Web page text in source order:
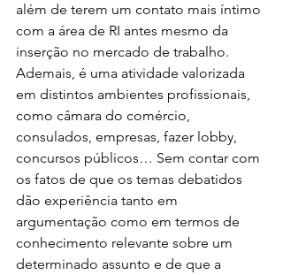
além de terem um contato mais íntimo
com a área de RI antes mesmo da
inserção no mercado de trabalho.
Ademais, é uma atividade valorizada
em distintos ambientes profissionais,
como câmara do comércio,
consulados, empresas, fazer lobby,
concursos públicos… Sem contar com
os fatos de que os temas debatidos
dão experiência tanto em
argumentação como em termos de
conhecimento relevante sobre um
determinado assunto e de que a